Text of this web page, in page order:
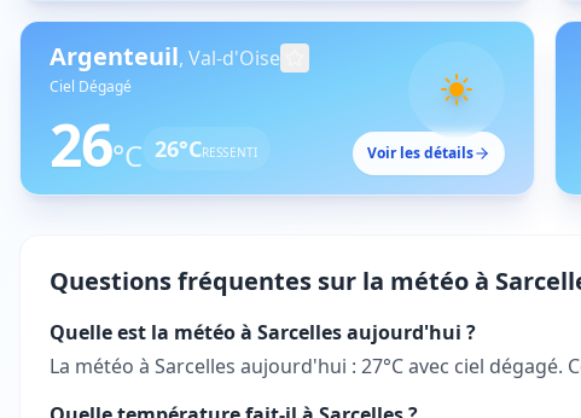
Argenteuil, Val-d'Oise
Ciel Dégagé
26°C 26°CRESSENTI Voir les détails
Questions fréquentes sur la météo à
Quelle est la météo à Sarcelles aujourd'hui ?
La météo à Sarcelles aujourd'hui : 27°C avec ciel